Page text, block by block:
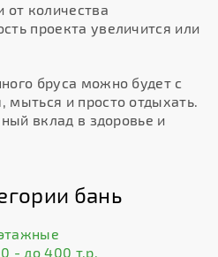
от количества
проекта увеличится или
бруса можно будет с
мыться и просто отдыхать.
вклад в здоровье и
бань
- до 400 т.р.